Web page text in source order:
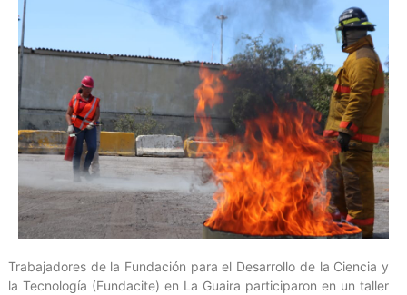
Trabajadores de la Fundación para el Desarrollo de la Ciencia y
la Tecnología (Fundacite) en La Guaira participaron en un taller